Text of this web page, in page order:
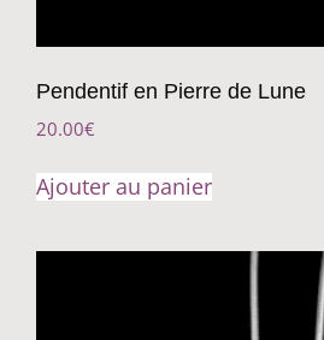
Pendentif en Pierre de Lune
20.00€
Ajouter au panier